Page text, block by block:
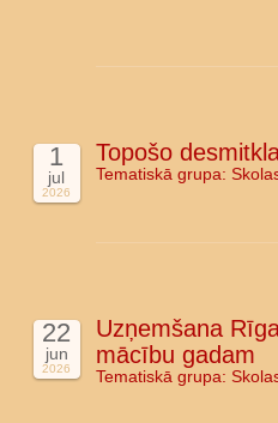
1
jul
2026
Topošo
Tematiskā grupa:
22
jun
2026
Uzņemšana
mācību gadam
Tematiskā grupa: